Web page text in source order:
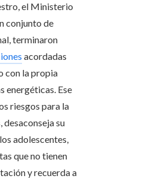
el Ministerio
conjunto de
terminaron
acordadas
con la propia
energéticas. Ese
riesgos para la
desaconseja su
adolescentes,
que no tienen
y recuerda a